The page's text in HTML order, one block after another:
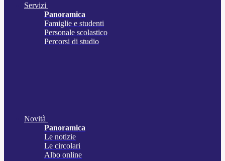
Servizi
Panoramica
Famiglie e studenti
Personale scolastico
Percorsi di studio
Novità
Panoramica
Le notizie
Le circolari
Albo online